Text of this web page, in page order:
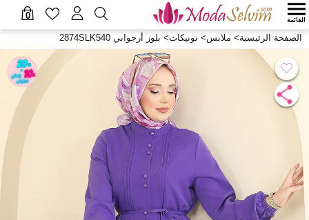
0 القائمة
الصفحة الرئيسية> ملابس> تونيكات> بلوز أرجواني 2874SLK540